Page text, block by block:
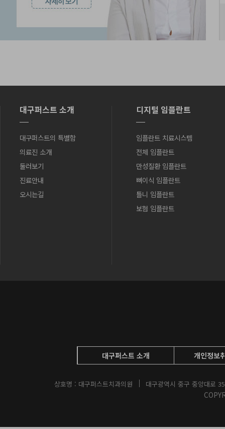
대구퍼스트 소개
대구퍼스트의 특별함
의료진 소개
둘러보기
진료안내
오시는길
디지털 임플란트
임플란트 치료시스템
전체 임플란트
만성질환 임플란트
뼈이식 임플란트
틀니 임플란트
보험 임플란트
대구퍼스트 소개 개인정보
상호명 : 대구퍼스트치과의원 대구광역시 중구 중앙대로